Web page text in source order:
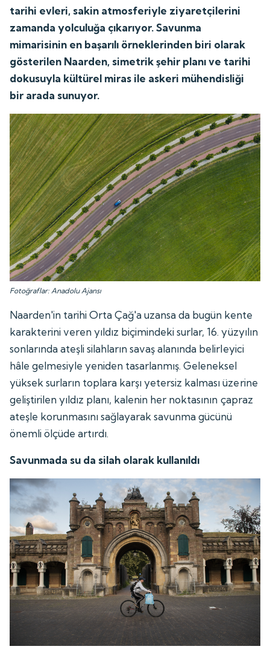
tarihi evleri, sakin atmosferiyle ziyaretçilerini
zamanda yolculuğa çıkarıyor. Savunma
mimarisinin en başarılı örneklerinden biri olarak
gösterilen Naarden, simetrik şehir planı ve tarihi
dokusuyla kültürel miras ile askeri mühendisliği
bir arada sunuyor.
Fotoğraflar: Anadolu Ajansı
Naarden'in tarihi Orta Çağ'a uzansa da bugün kente
karakterini veren yıldız biçimindeki surlar, 16. yüzyılın
sonlarında ateşli silahların savaş alanında belirleyici
hâle gelmesiyle yeniden tasarlanmış. Geleneksel
yüksek surların toplara karşı yetersiz kalması üzerine
geliştirilen yıldız planı, kalenin her noktasının çapraz
ateşle korunmasını sağlayarak savunma gücünü
önemli ölçüde artırdı.
Savunmada su da silah olarak kullanıldı